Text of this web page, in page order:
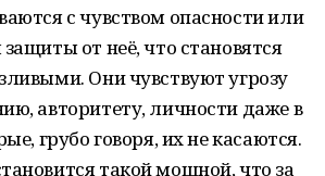
с чувством опасности или
от неё, что становятся
Они чувствуют угрозу
авторитету, личности даже в
грубо говоря, их не касаются.
такой мощной, что за